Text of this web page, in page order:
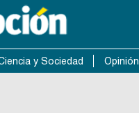
y Sociedad Opinión